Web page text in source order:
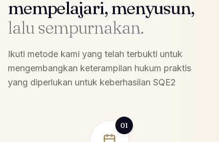
mempelajari, menyusun,
lalu sempurnakan.
Ikuti metode kami yang telah terbukti untuk
mengembangkan keterampilan hukum praktis
yang diperlukan untuk keberhasilan SQE2
01